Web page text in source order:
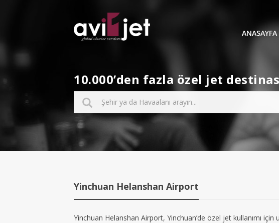
ANASAYFA
10.000’den fazla özel jet
Yinchuan Helanshan Airport
Yinchuan Helanshan Airport, Yinchuan’de özel jet kullanımı